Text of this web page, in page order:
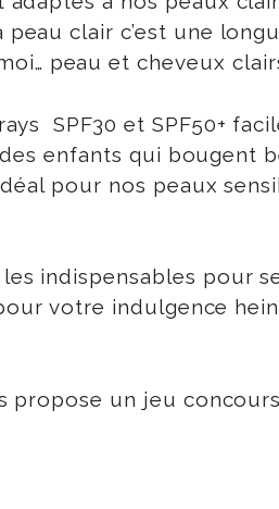
clair c’est une
peau et cheveux
SPF30 et SPF50+
enfants qui bougent
pour nos peaux
indispensables pour
votre indulgence
propose un jeu